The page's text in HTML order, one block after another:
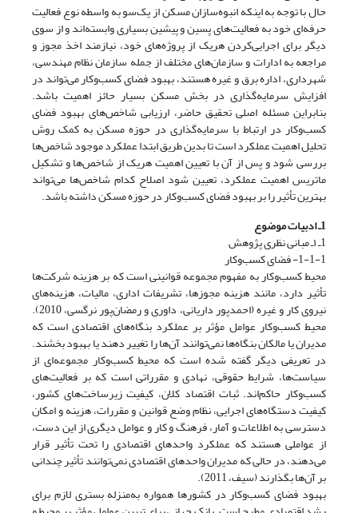
حال با توجه به اینکه انبوه‌سازان مسکن از یک‌سو به واسطه نوع فعالیت
حرفه‌ای خود به فعالیت‌های پسین و پیشین بسیاری وابسته‌اند و از سوی
دیگر برای اجرایی‌کردن هریک از پروژه‌های خود، نیازمند اخذ مجوز و
مراجعه به ادارات و سازمان‌های مختلف از جمله سازمان نظام مهندسی،
شهرداری، اداره برق و غیره هستند، بهبود فضای کسب‌وکار می‌تواند در
افزایش سرمایه‌گذاری در بخش مسکن بسیار حائز اهمیت باشد.
بنابراین مسئله اصلی تحقیق حاضر، ارزیابی شاخص‌های بهبود فضای
کسب‌وکار در ارتباط با سرمایه‌گذاری در حوزه مسکن به کمک روش
تحلیل اهمیت عملکرد است تا بدین طریق ابتدا عملکرد موجود شاخص‌ها
بررسی شود و پس از آن با تعیین اهمیت هریک از شاخص‌ها و تشکیل
ماتریس اهمیت عملکرد، تعیین شود اصلاح کدام شاخص‌ها می‌تواند
بهترین تأثیر را بر بهبود فضای کسب‌وکار در حوزه مسکن داشته باشد.
1ـ ادبیات موضوع
1ـ ۱ـ مبانی نظری پژوهش
1-1-1- فضای کسب‌وکار
محیط کسب‌وکار به مفهوم مجموعه قوانینی است که بر هزینه شرکت‌ها
تأثیر دارد، مانند هزینه مجوزها، تشریفات اداری، مالیات، هزینه‌های
نیروی کار و غیره (احمدپور داریانی، داوری و رمضان‌پور نرگسی، 2010).
محیط کسب‌وکار عوامل مؤثر بر عملکرد بنگاه‌های اقتصادی است که
مدیران یا مالکان بنگاه‌ها نمی‌توانند آن‌ها را تغییر دهند یا بهبود بخشند.
در تعریفی دیگر گفته شده است که محیط کسب‌وکار مجموعه‌ای از
سیاست‌ها، شرایط حقوقی، نهادی و مقرراتی است که بر فعالیت‌های
کسب‌وکار حاکم‌اند. ثبات اقتصاد کلان، کیفیت زیرساخت‌های کشور،
کیفیت دستگاه‌های اجرایی، نظام وضع قوانین و مقررات، هزینه و امکان
دسترسی به اطلاعات و آمار، فرهنگ و کار و عوامل دیگری از این دست،
از عواملی هستند که عملکرد واحدهای اقتصادی را تحت تأثیر قرار
می‌دهند، در حالی که مدیران واحدهای اقتصادی نمی‌توانند تأثیر چندانی
بر آن‌ها بگذارند (سیف، 2011).
بهبود فضای کسب‌وکار در کشورها همواره به‌منزله بستری لازم برای